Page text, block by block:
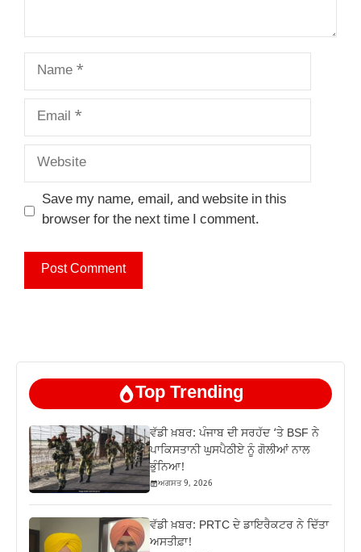
Name
Email
Website
Save my name, email, and website in this
browser for the next time I comment.
Top Trending
ਵੱਡੀ ਖ਼ਬਰ: ਪੰਜਾਬ ਦੀ ਸਰਹੱਦ ‘ਤੇ BSF ਨੇ
ਪਾਕਿਸਤਾਨੀ ਘੁਸਪੈਠੀਏ ਨੂੰ ਗੋਲੀਆਂ ਨਾਲ
ਭੁੰਨਿਆ!
ਅਗਸਤ 9, 2026
ਵੱਡੀ ਖ਼ਬਰ: PRTC ਦੇ ਡਾਇਰੈਕਟਰ ਨੇ ਦਿੱਤਾ
ਅਸਤੀਫ਼ਾ!